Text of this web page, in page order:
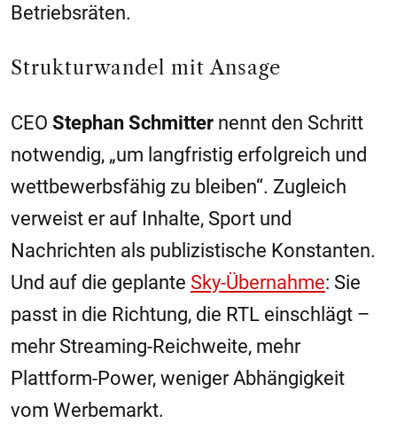
Betriebsräten.
Strukturwandel mit Ansage
CEO Stephan Schmitter nennt den Schritt
notwendig, „um langfristig erfolgreich und
wettbewerbsfähig zu bleiben“. Zugleich
verweist er auf Inhalte, Sport und
Nachrichten als publizistische Konstanten.
Und auf die geplante Sky-Übernahme: Sie
passt in die Richtung, die RTL einschlägt –
mehr Streaming-Reichweite, mehr
Plattform-Power, weniger Abhängigkeit
vom Werbemarkt.